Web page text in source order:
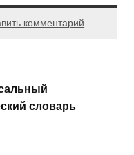
комментарий
словарь